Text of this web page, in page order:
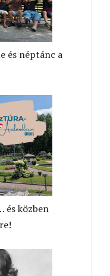
és néptánc a
és közben